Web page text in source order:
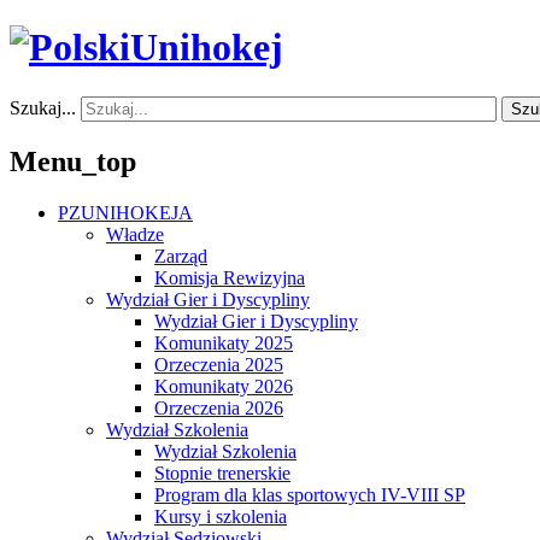
Szukaj...
Menu_top
PZUNIHOKEJA
Władze
Zarząd
Komisja Rewizyjna
Wydział Gier i Dyscypliny
Wydział Gier i Dyscypliny
Komunikaty 2025
Orzeczenia 2025
Komunikaty 2026
Orzeczenia 2026
Wydział Szkolenia
Wydział Szkolenia
Stopnie trenerskie
Program dla klas sportowych IV-VIII SP
Kursy i szkolenia